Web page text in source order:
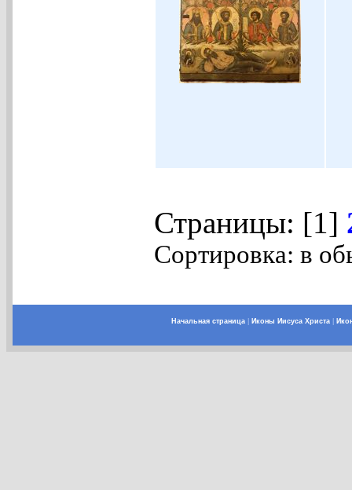
Страницы: [1]
Сортировка: в
Начальная страница| Иконы Иисуса Христа|